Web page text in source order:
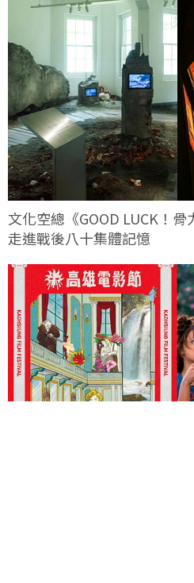
文化空總《GOOD LUCK！
走進戰後八十集體記憶